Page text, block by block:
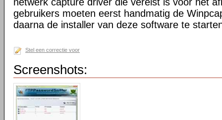
gebruikers moeten eerst handmatig de
daarna de installer van deze software te
Stel een correctie voor
Screenshots: